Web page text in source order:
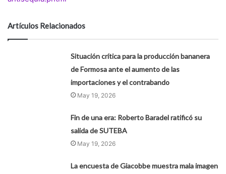
Artículos Relacionados
Situación crítica para la producción bananera
de Formosa ante el aumento de las
importaciones y el contrabando
May 19, 2026
Fin de una era: Roberto Baradel ratificó su
salida de SUTEBA
May 19, 2026
La encuesta de Giacobbe muestra mala imagen